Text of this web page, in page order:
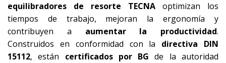
equilibradores de resorte TECNA optimizan los
tiempos de trabajo, mejoran la ergonomía y
contribuyen a aumentar la productividad.
Construidos en conformidad con la directiva DIN
15112, están certificados por BG de la autoridad